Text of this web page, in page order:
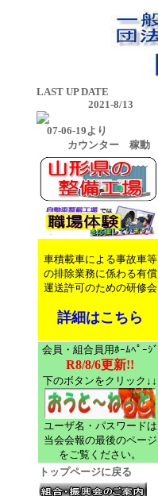
LAST UP DATE
2021-8/13
07-06-19より
カウンター 稼動
車積載車による事故車等
の排除業務に係わる有償
運送許可のための研修会
詳細はこちら
会員・組合員用ﾎｰﾑﾍﾟｰｼﾞ
R8/8/6更新!!
下のボタンをクリック↓↓
ユーザ名・パスワードは
当会会報の最後のページ
をご覧ください。
トップページに戻る